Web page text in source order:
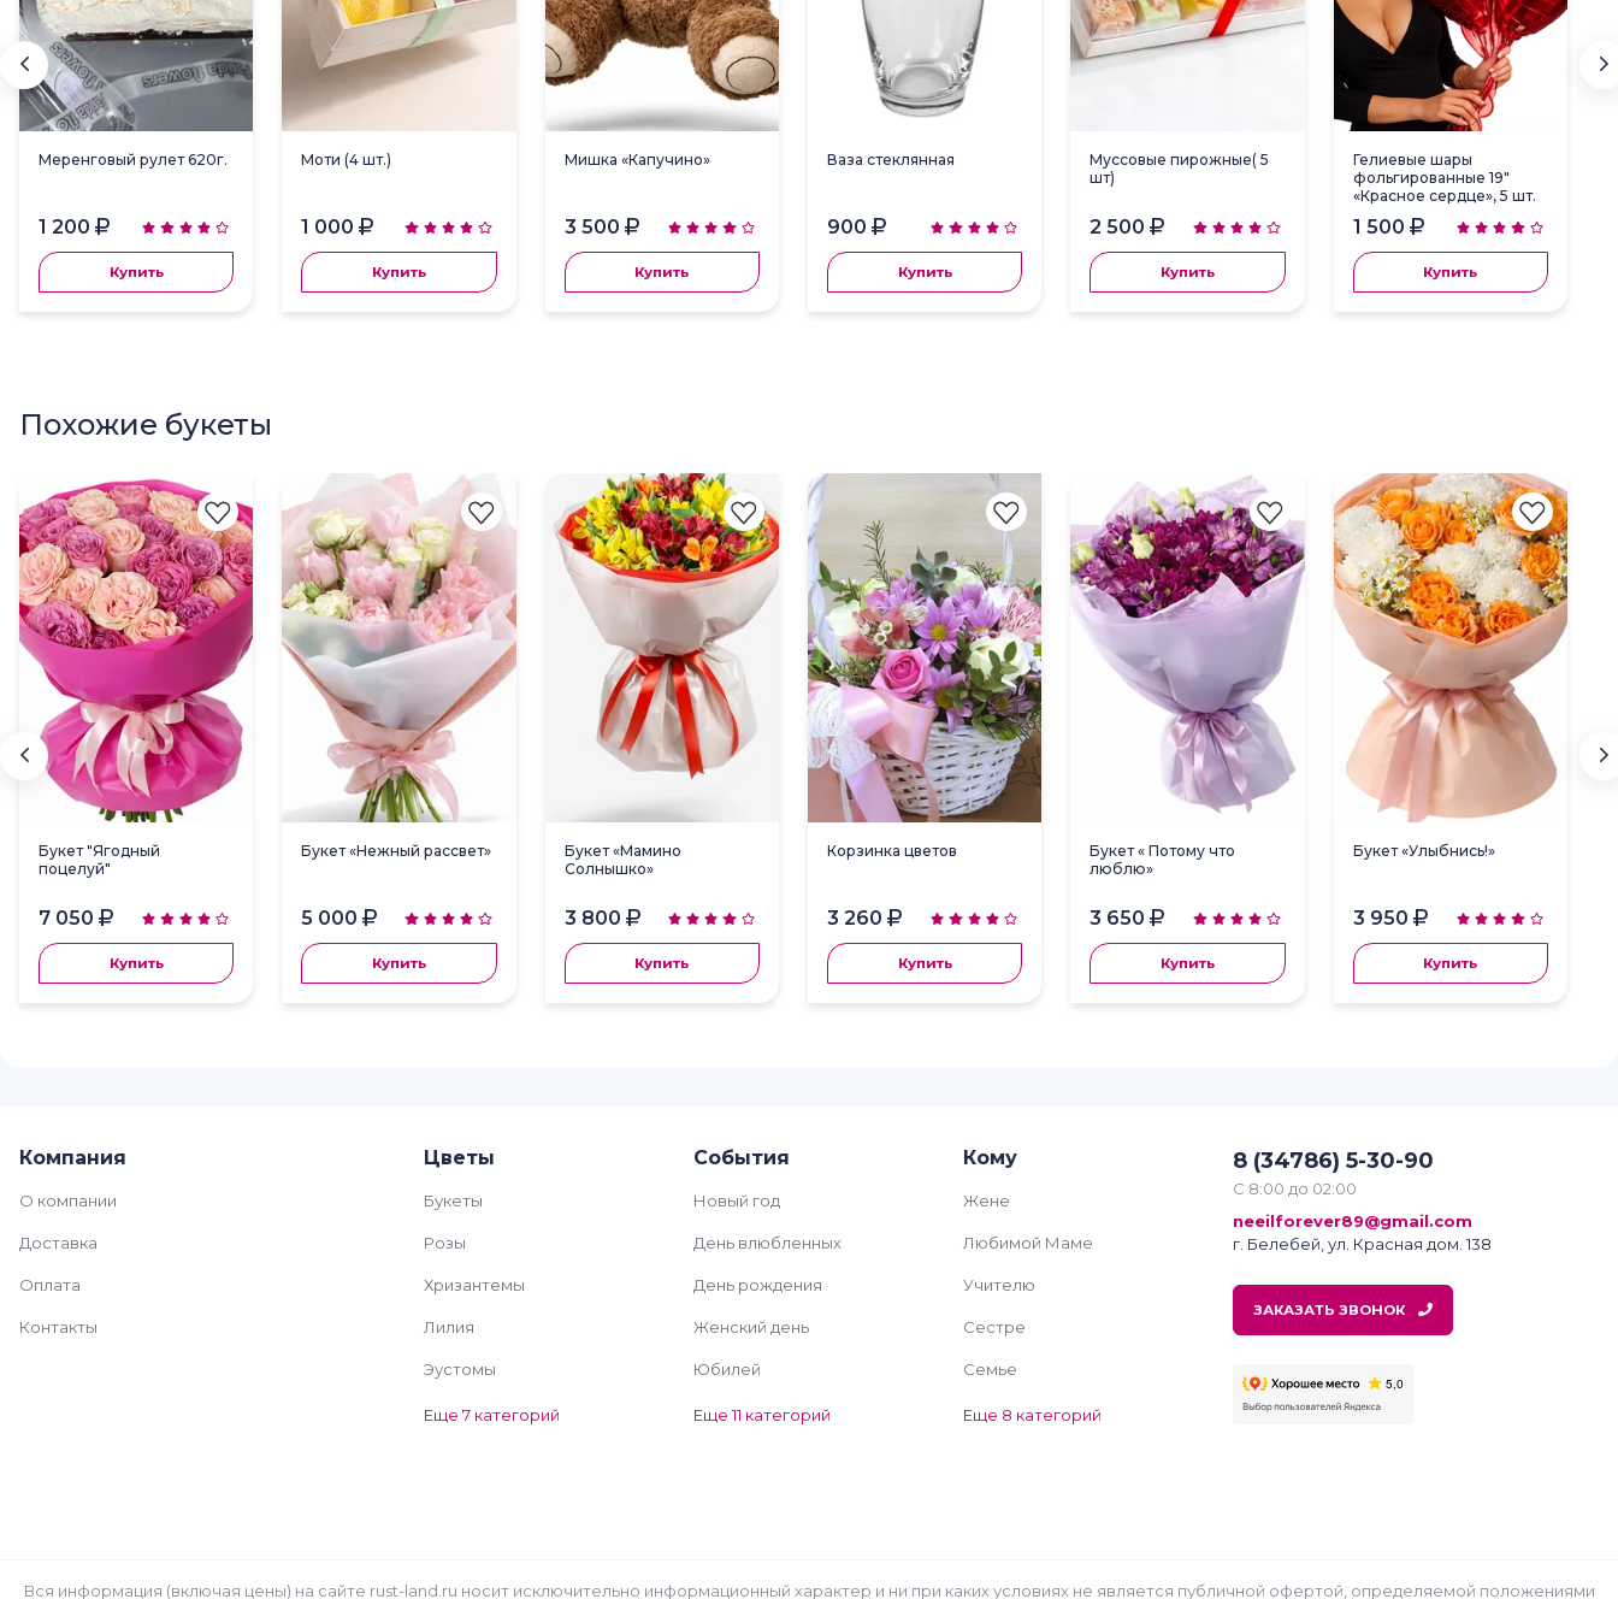
Меренговый рулет 620г.
1 200
Купить
Моти (4 шт.)
1 000
Купить
Мишка «Капучино»
3 500
Купить
Ваза стеклянная
900
Купить
Муссовые пирожные( 5
шт)
2 500
Купить
Гелиевые шары
фольгированные 19"
«Красное сердце», 5 шт.
1 500
Купить
Похожие букеты
Букет "Ягодный
поцелуй"
7 050
Купить
Букет «Нежный рассвет»
5 000
Купить
Букет «Мамино
Солнышко»
3 800
Купить
Корзинка цветов
3 260
Купить
Букет « Потому что
люблю»
3 650
Купить
Букет «Улыбнись!»
3 950
Купить
Компания
О компании
Доставка
Оплата
Контакты
Цветы
Букеты
Розы
Хризантемы
Лилия
Эустомы
Еще 7 категорий
События
Новый год
День влюбленных
День рождения
Женский день
Юбилей
Еще 11 категорий
Кому
Жене
Любимой Маме
Учителю
Сестре
Семье
Еще 8 категорий
8 (34786) 5-30-90
С 8:00 до 02:00
neeilforever89@gmail.com
г. Белебей, ул. Красная дом. 138
ЗАКАЗАТЬ ЗВОНОК
Вся информация (включая цены) на сайте rust-land.ru носит исключительно информационный характер и ни при каких условиях не является публичной офертой, определяемой положениями